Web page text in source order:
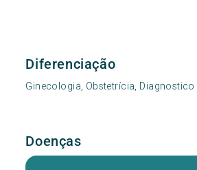
Diferenciação
Ginecologia, Obstetrícia, Diagnostico
Doenças